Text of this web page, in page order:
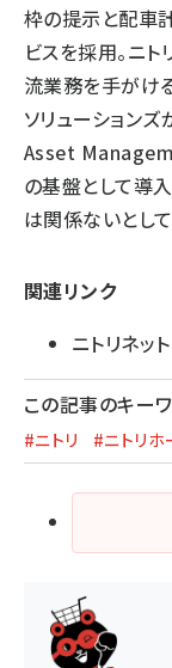
枠の提示と配車
ビスを採用。ニ
流業務を手がけ
ソリューション
Asset
の基盤として導
は関係ないとして
関連リンク
ニトリネット
この記事のキー
#ニトリ #ニトリホ